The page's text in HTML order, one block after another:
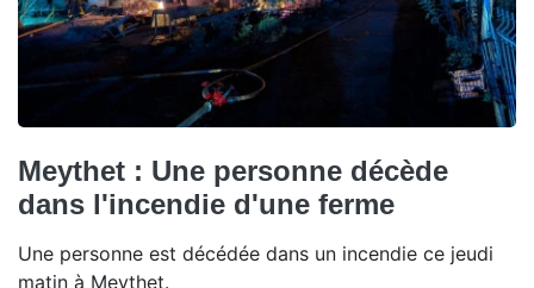
Meythet : Une personne décède
dans l'incendie d'une ferme
Une personne est décédée dans un incendie ce jeudi
matin à Meythet.